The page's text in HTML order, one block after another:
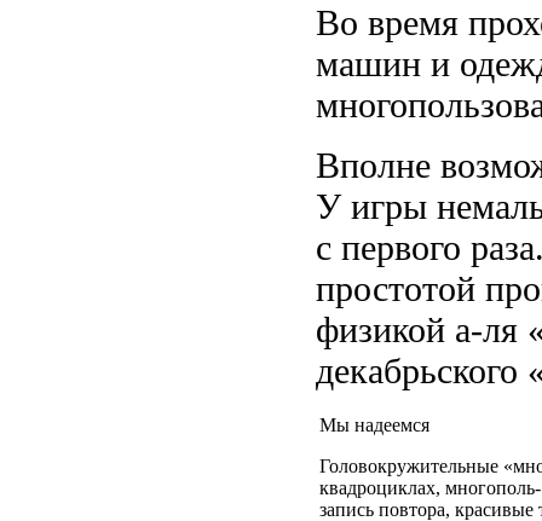
Во время
машин и
Вполне
У игры
с первого
простотой
физикой а-ля
декабрьского
Мы надеемся
Головокружительные
квадроциклах,
запись повтора, красивые